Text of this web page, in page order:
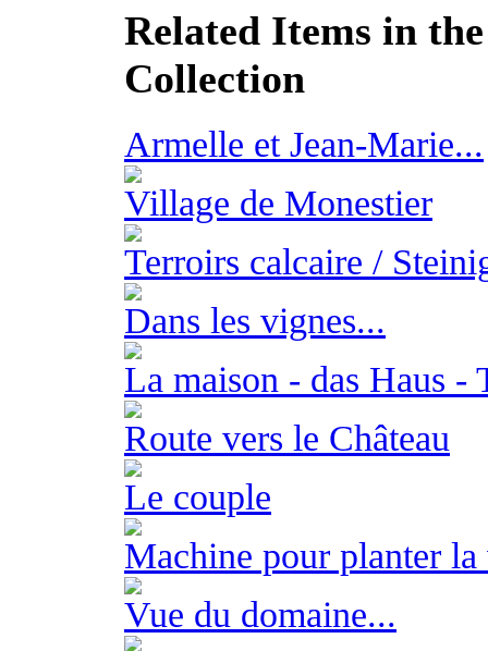
Related Items in
Collection
Armelle et Jean-Marie...
Village de Monestier
Terroirs calcaire /
Dans les vignes...
La maison - das Haus -
Route vers le Château
Le couple
Machine pour planter la
Vue du domaine...